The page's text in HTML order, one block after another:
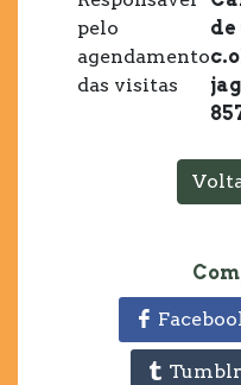
pelo
agendamento
das visitas
Tumblr